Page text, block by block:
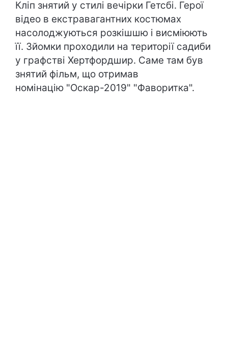
Кліп знятий у стилі вечірки Гетсбі. Герої
відео в екстравагантних костюмах
насолоджуються розкішшю і висміюють
її. Зйомки проходили на території садиби
у графстві Хертфордшир. Саме там був
знятий фільм, що отримав
номінацію "Оскар-2019" "Фаворитка".